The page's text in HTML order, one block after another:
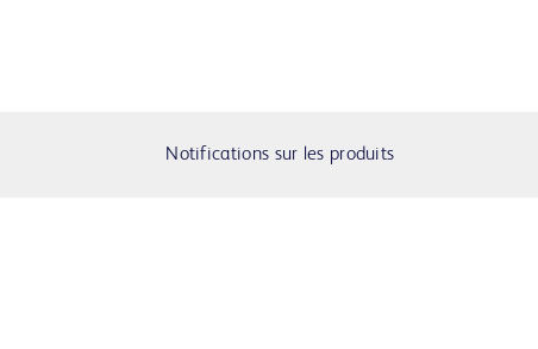
Notifications sur les produits